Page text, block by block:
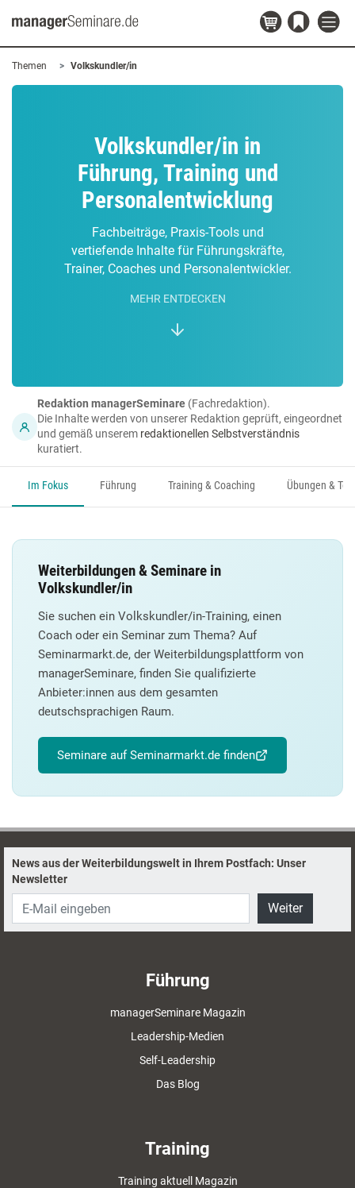
Themen Volkskundler/in
Volkskundler/in in
Führung, Training und
Personalentwicklung
Fachbeiträge, Praxis-Tools und
vertiefende Inhalte für Führungskräfte,
Trainer, Coaches und Personalentwickler.
MEHR ENTDECKEN
Redaktion managerSeminare (Fachredaktion).
Die Inhalte werden von unserer Redaktion geprüft, eingeordnet
und gemäß unserem redaktionellen Selbstverständnis
kuratiert.
Im Fokus Führung Training & Coaching Übungen &
Weiterbildungen & Seminare in
Volkskundler/in
Sie suchen ein Volkskundler/in-Training, einen
Coach oder ein Seminar zum Thema? Auf
Seminarmarkt.de, der Weiterbildungsplattform von
managerSeminare, finden Sie qualifizierte
Anbieter:innen aus dem gesamten
deutschsprachigen Raum.
Seminare auf Seminarmarkt.de finden
News aus der Weiterbildungswelt in Ihrem Postfach: Unser
Newsletter
Weiter
Führung
managerSeminare Magazin
Leadership-Medien
Self-Leadership
Das Blog
Training
Training aktuell Magazin